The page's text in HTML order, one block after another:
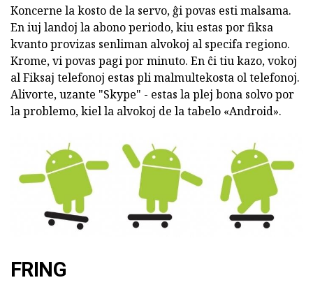
Koncerne la kosto de la servo, ĝi povas esti malsama.
En iuj landoj la abono periodo, kiu estas por fiksa
kvanto provizas senliman alvokoj al specifa regiono.
Krome, vi povas pagi por minuto. En ĉi tiu kazo, vokoj
al Fiksaj telefonoj estas pli malmultekosta ol telefonoj.
Alivorte, uzante "Skype" - estas la plej bona solvo por
la problemo, kiel la alvokoj de la tabelo «Android».
FRING